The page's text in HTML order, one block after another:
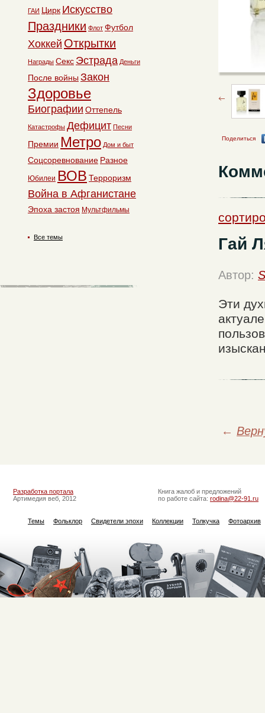
Поделиться
Гай
Автор:
Эти
←
ГАИ Цирк Искусство
Праздники Флот Футбол
Хоккей Открытки
Награды Секс Эстрада Деньги
После войны Закон
Здоровье
Биографии Оттепель
Катастрофы Дефицит Песни
Премии Метро Дом и быт
Соцсоревнование Разное
Юбилеи ВОВ Терроризм
Война в Афганистане
Эпоха застоя Мультфильмы
Все темы
Разработка портала
Артимедия веб, 2012
Книга жалоб и предложений
по работе сайта: rodina@22-91.ru
Темы Фольклор Свидетели эпохи Коллекции Толкучка Фотоархив